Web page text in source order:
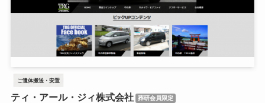
ご遺体搬送・安置
ティ・アール・ジィ株式会社 葬研会員限定